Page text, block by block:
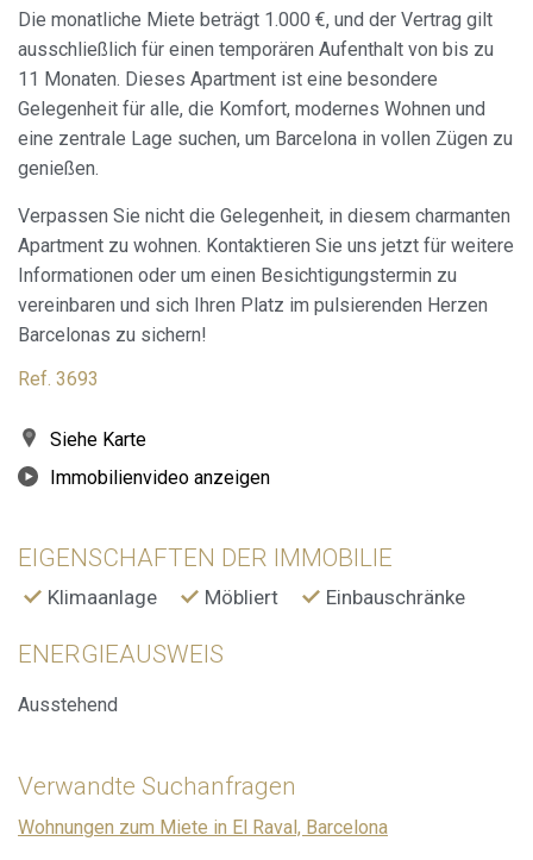
Die monatliche Miete beträgt 1.000 €, und der Vertrag gilt
ausschließlich für einen temporären Aufenthalt von bis zu
11 Monaten. Dieses Apartment ist eine besondere
Gelegenheit für alle, die Komfort, modernes Wohnen und
eine zentrale Lage suchen, um Barcelona in vollen Zügen zu
genießen.
Verpassen Sie nicht die Gelegenheit, in diesem charmanten
Apartment zu wohnen. Kontaktieren Sie uns jetzt für weitere
Informationen oder um einen Besichtigungstermin zu
vereinbaren und sich Ihren Platz im pulsierenden Herzen
Barcelonas zu sichern!
Ref. 3693
Siehe Karte
Immobilienvideo anzeigen
EIGENSCHAFTEN DER IMMOBILIE
Klimaanlage Möbliert Einbauschränke
ENERGIEAUSWEIS
Ausstehend
Verwandte Suchanfragen
Wohnungen zum Miete in El Raval, Barcelona
Surfgewohnheiten zu speichern. Dank ihnen können wir
die Surfgewohnheiten auf der Website kennen und
Werbung in Bezug auf das Surfprofil des Benutzers
anzeigen.